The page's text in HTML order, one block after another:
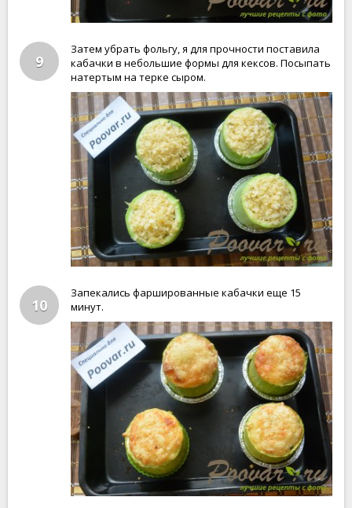
9
Затем убрать фольгу, я для прочности поставила
кабачки в небольшие формы для кексов. Посыпать
натертым на терке сыром.
10
Запекались фаршированные кабачки еще 15
минут.